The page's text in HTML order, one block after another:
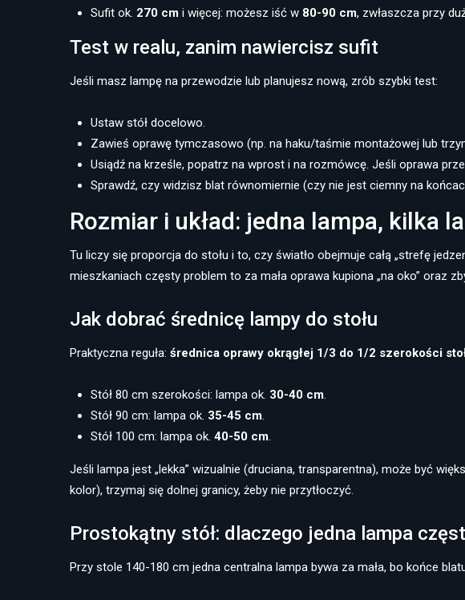
Sufit ok. 270 cm i więcej: możesz iść w 80-90 cm, zwłaszcza przy
Test w realu, zanim nawiercisz sufit
Jeśli masz lampę na przewodzie lub planujesz nową, zrób szybki test:
Ustaw stół docelowo.
Zawieś oprawę tymczasowo (np. na haku/taśmie montażowej lub
Usiądź na krześle, popatrz na wprost i na rozmówcę. Jeśli oprawa
Sprawdź, czy widzisz blat równomiernie (czy nie jest ciemny na
Rozmiar i układ: jedna lampa, kilka
Tu liczy się proporcja do stołu i to, czy światło obejmuje całą „strefę
mieszkaniach częsty problem to za mała oprawa kupiona „na oko” oraz
Jak dobrać średnicę lampy do stołu
Praktyczna reguła: średnica oprawy okrągłej 1/3 do 1/2 szerokości
Stół 80 cm szerokości: lampa ok. 30-40 cm.
Stół 90 cm: lampa ok. 35-45 cm.
Stół 100 cm: lampa ok. 40-50 cm.
Jeśli lampa jest „lekka” wizualnie (druciana, transparentna), może być
kolor), trzymaj się dolnej granicy, żeby nie przytłoczyć.
Prostokątny stół: dlaczego jedna lampa
Przy stole 140-180 cm jedna centralna lampa bywa za mała, bo końce